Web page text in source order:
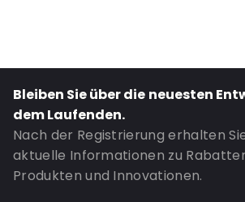
Bleiben Sie über die neuesten
dem Laufenden.
Nach der Registrierung erhalten
aktuelle Informationen zu
Produkten und Innovationen.